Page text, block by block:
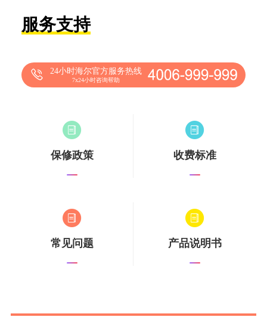
服务支持
24小时海尔官方服务热线
7x24小时咨询帮助
保修政策 收费标准
常见问题 产品说明书